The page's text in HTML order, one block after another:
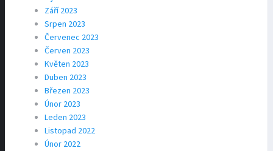
Září 2023
Srpen 2023
Červenec 2023
Červen 2023
Květen 2023
Duben 2023
Březen 2023
Únor 2023
Leden 2023
Listopad 2022
Únor 2022